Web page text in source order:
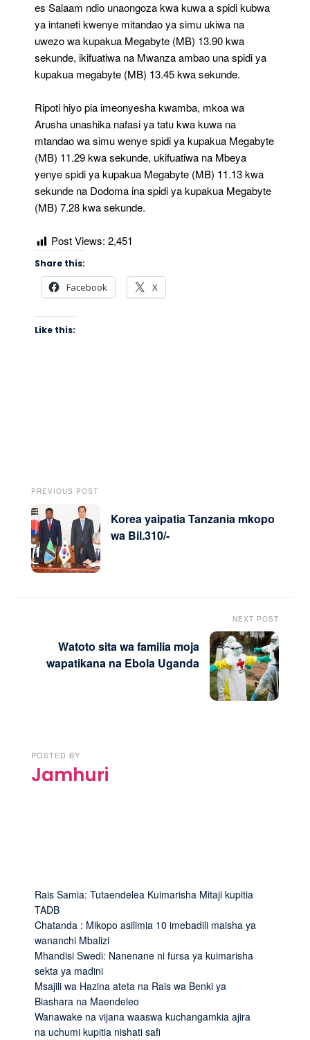
es Salaam ndio unaongoza kwa kuwa a spidi kubwa
ya intaneti kwenye mitandao ya simu ukiwa na
uwezo wa kupakua Megabyte (MB) 13.90 kwa
sekunde, ikifuatiwa na Mwanza ambao una spidi ya
kupakua megabyte (MB) 13.45 kwa sekunde.
Ripoti hiyo pia imeonyesha kwamba, mkoa wa
Arusha unashika nafasi ya tatu kwa kuwa na
mtandao wa simu wenye spidi ya kupakua Megabyte
(MB) 11.29 kwa sekunde, ukifuatiwa na Mbeya
yenye spidi ya kupakua Megabyte (MB) 11.13 kwa
sekunde na Dodoma ina spidi ya kupakua Megabyte
(MB) 7.28 kwa sekunde.
Post Views: 2,451
Share this:
Facebook X
Like this:
PREVIOUS POST
Korea yaipatia Tanzania mkopo
wa Bil.310/-
NEXT POST
Watoto sita wa familia moja
wapatikana na Ebola Uganda
POSTED BY
Jamhuri
Rais Samia: Tutaendelea Kuimarisha Mitaji kupitia
TADB
Chatanda : Mikopo asilimia 10 imebadili maisha ya
wananchi Mbalizi
Mhandisi Swedi: Nanenane ni fursa ya kuimarisha
sekta ya madini
Msajili wa Hazina ateta na Rais wa Benki ya
Biashara na Maendeleo
Wanawake na vijana waaswa kuchangamkia ajira
na uchumi kupitia nishati safi